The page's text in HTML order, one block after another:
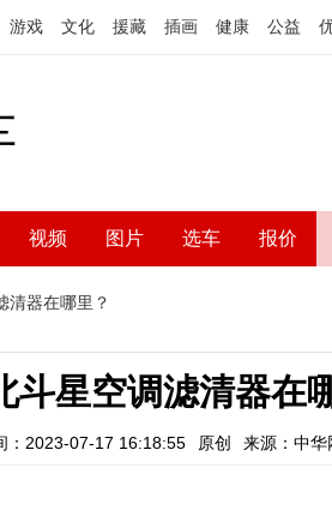
游戏 文化 援藏 插画 健康 公益
视频 图片 选车 报价
清器在哪里？
斗星空调滤清器在
：2023-07-17 16:18:55 原创 来源：中华